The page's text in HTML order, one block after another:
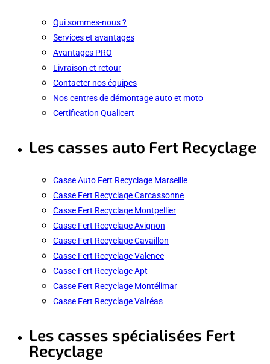
Qui sommes-nous ?
Services et avantages
Avantages PRO
Livraison et retour
Contacter nos équipes
Nos centres de démontage auto et moto
Certification Qualicert
Les casses auto Fert Recyclage
Casse Auto Fert Recyclage Marseille
Casse Fert Recyclage Carcassonne
Casse Fert Recyclage Montpellier
Casse Fert Recyclage Avignon
Casse Fert Recyclage Cavaillon
Casse Fert Recyclage Valence
Casse Fert Recyclage Apt
Casse Fert Recyclage Montélimar
Casse Fert Recyclage Valréas
Les casses spécialisées Fert
Recyclage